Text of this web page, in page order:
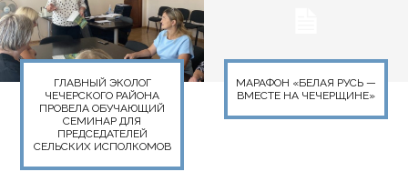
ГЛАВНЫЙ ЭКОЛОГ
ЧЕЧЕРСКОГО РАЙОНА
ПРОВЕЛА ОБУЧАЮЩИЙ
СЕМИНАР ДЛЯ
ПРЕДСЕДАТЕЛЕЙ
СЕЛЬСКИХ ИСПОЛКОМОВ
МАРАФОН «БЕЛАЯ РУСЬ —
ВМЕСТЕ НА ЧЕЧЕРЩИНЕ»